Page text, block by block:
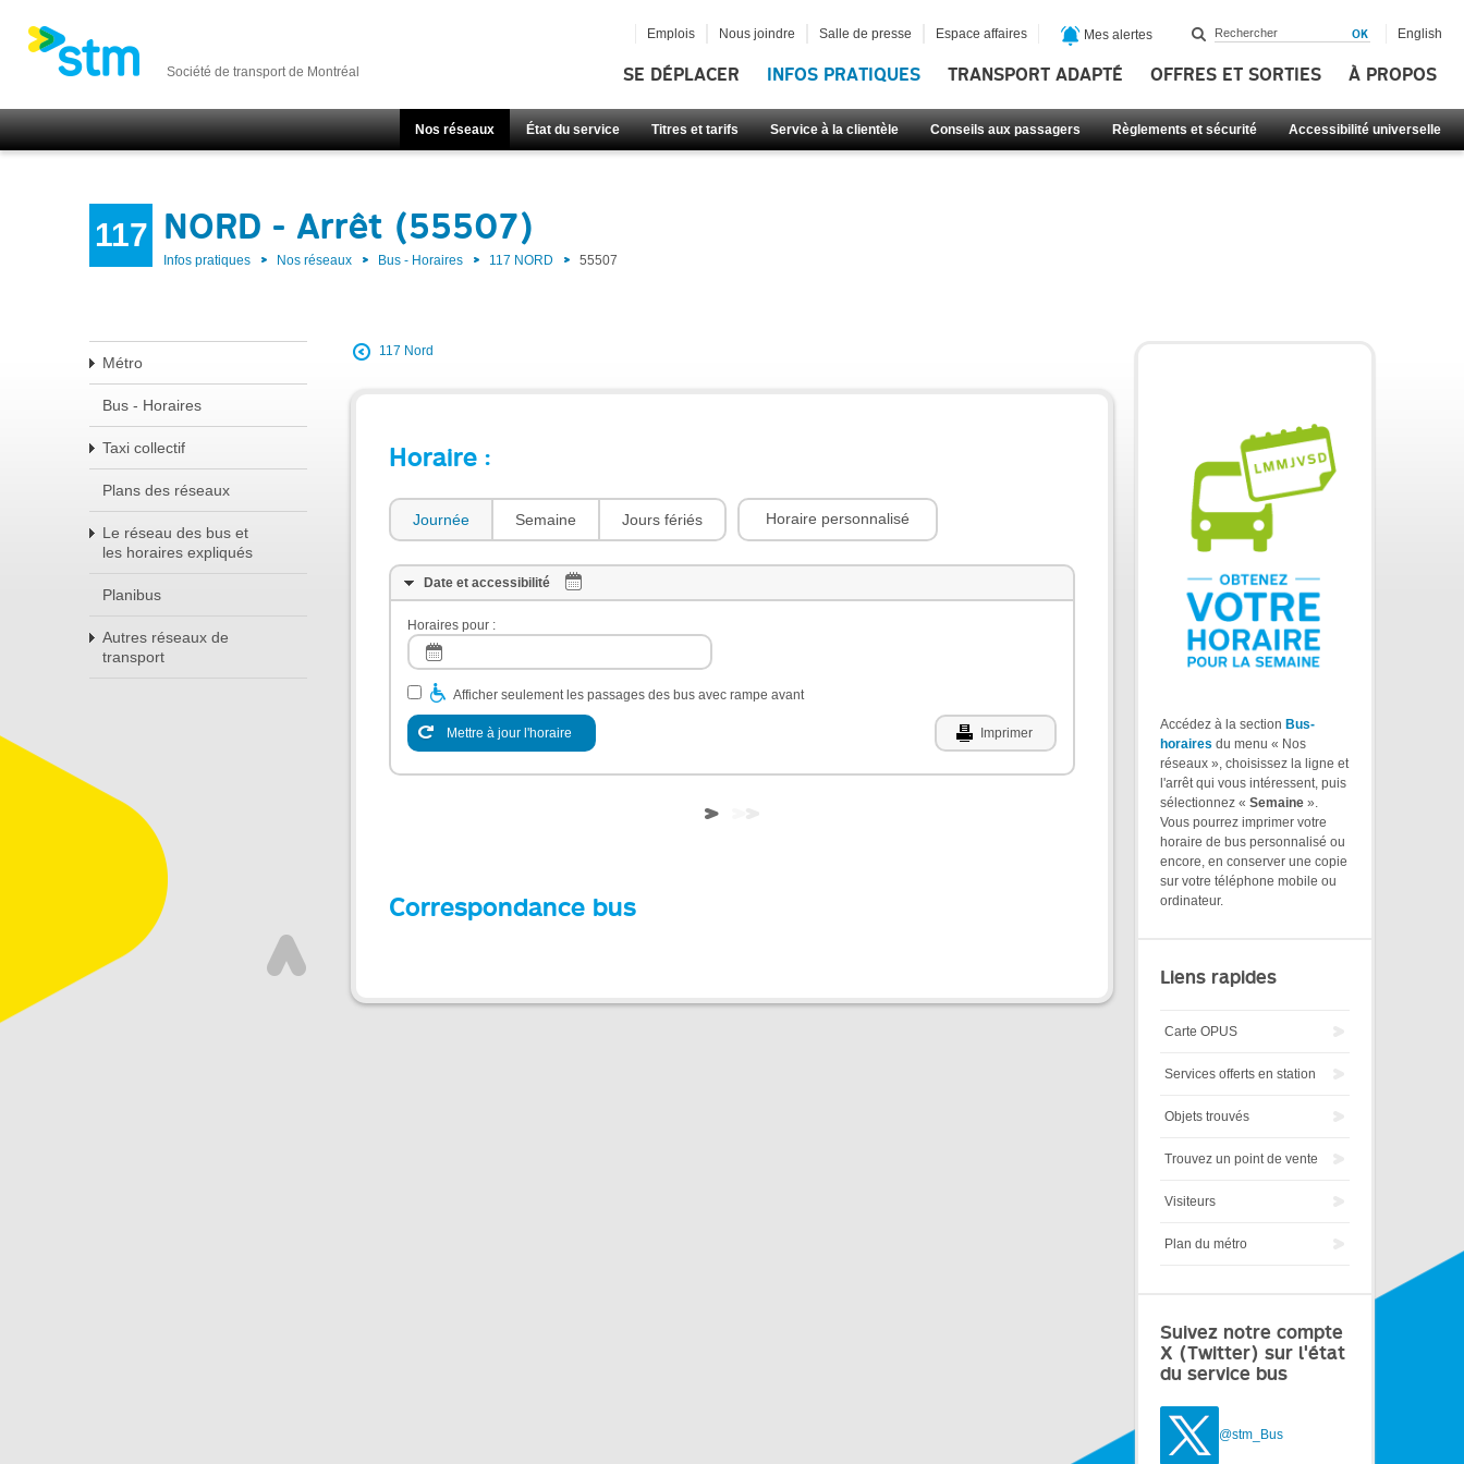
Société de transport de Montréal SE DÉPLACER INFOS PRATIQUES TRANSPORT ADAPTÉ OFFRES ET SORTIES À PROPOS
Nos réseaux État du service Titres et tarifs Service à la clientèle Conseils aux passagers Règlements et sécurité Accessibilité universelle
Emplois Nous joindre Salle de presse Espace affaires Mes alertes English
117 NORD - Arrêt (55507)
Infos pratiques Nos réseaux Bus - Horaires 117 NORD 55507
Métro
Bus - Horaires
Taxi collectif
Plans des réseaux
Le réseau des bus et
les horaires expliqués
Planibus
Autres réseaux de
transport
117 Nord
Horaire :
Journée Semaine Jours fériés Horaire personnalisé
Date et accessibilité
Horaires pour :
Afficher seulement les passages des bus avec rampe avant
Mettre à jour l'horaire Imprimer
Correspondance bus
Accédez à la section Bus-
horaires du menu « Nos
réseaux », choisissez la ligne et
l'arrêt qui vous intéressent, puis
sélectionnez « Semaine ».
Vous pourrez imprimer votre
horaire de bus personnalisé ou
encore, en conserver une copie
sur votre téléphone mobile ou
ordinateur.
Liens rapides
Carte OPUS
Services offerts en station
Objets trouvés
Trouvez un point de vente
Visiteurs
Plan du métro
Suivez notre compte
X (Twitter) sur l'état
du service bus
@stm_Bus